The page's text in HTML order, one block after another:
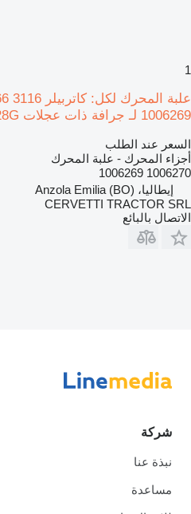
1
1006269 لـ جرافة ذات عجلات Caterpillar 928G IT28G
السعر عند الطلب
أجزاء المحرك - علبة المحرك
1006270 1006269
إيطاليا، Anzola Emilia (BO)
CERVETTI TRACTOR SRL
الاتصال بالبائع
شركة
نبذة عنا
مساعدة